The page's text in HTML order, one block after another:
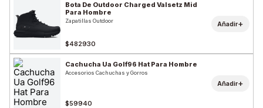
Bota De Outdoor Charged Valsetz Mid
Para Hombre
Zapatillas Outdoor
$482930
Añadir+
Cachucha Ua Golf96 Hat Para Hombre
Accesorios Cachuchas y Gorros
$59940
Añadir+